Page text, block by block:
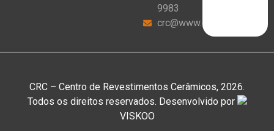
9983
crc@www.crceram.com.br
CRC – Centro de Revestimentos Cerâmicos, 2026.
Todos os direitos reservados. Desenvolvido por
VISKOO